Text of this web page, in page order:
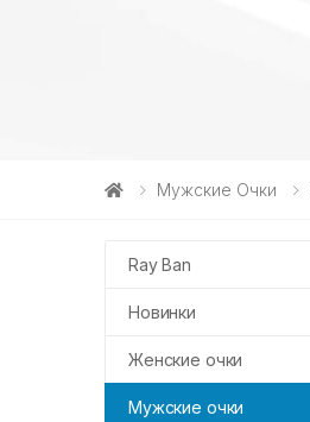
Мужские Очки
Ray Ban
Новинки
Женские очки
Мужские очки